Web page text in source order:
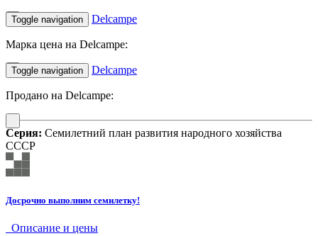
Toggle navigation Delcampe
Марка цена на Delcampe:
Toggle navigation Delcampe
Продано на Delcampe:
Серия: Семилетний план развития народного хозяйства
СССР
Досрочно выполним семилетку!
Описание и цены